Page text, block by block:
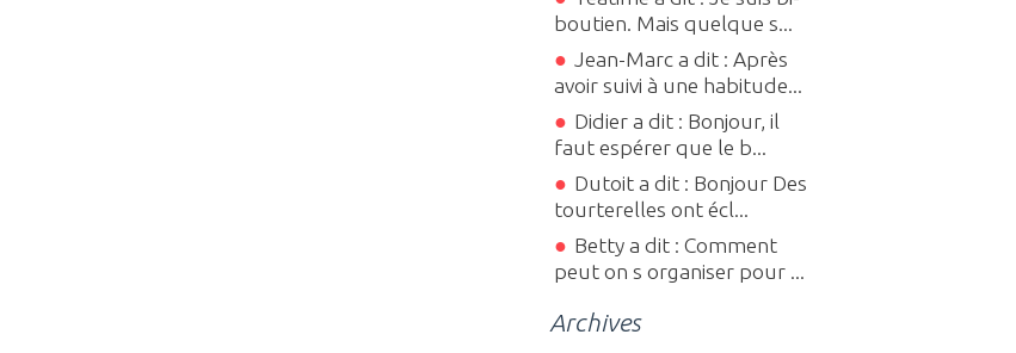
boutien. Mais quelque s...
Jean-Marc a dit : Après
avoir suivi à une habitude...
Didier a dit : Bonjour, il
faut espérer que le b...
Dutoit a dit : Bonjour Des
tourterelles ont écl...
Betty a dit : Comment
peut on s organiser pour ...
Archives